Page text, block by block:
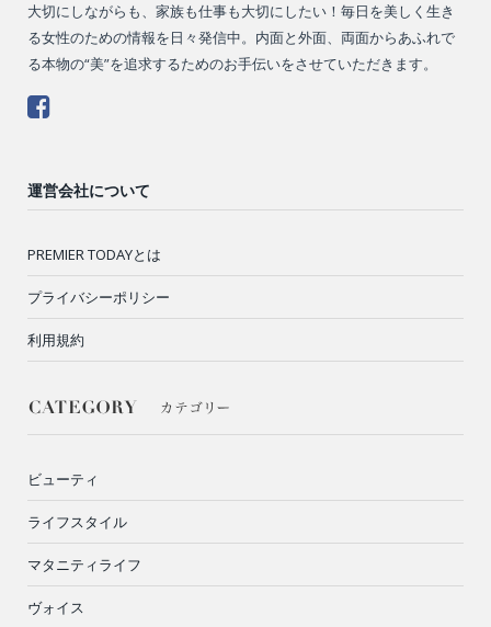
大切にしながらも、家族も仕事も大切にしたい！毎日を美しく生き
る女性のための情報を日々発信中。内面と外面、両面からあふれで
る本物の“美”を追求するためのお手伝いをさせていただきます。
運営会社について
PREMIER TODAYとは
プライバシーポリシー
利用規約
ビューティ
ライフスタイル
マタニティライフ
ヴォイス